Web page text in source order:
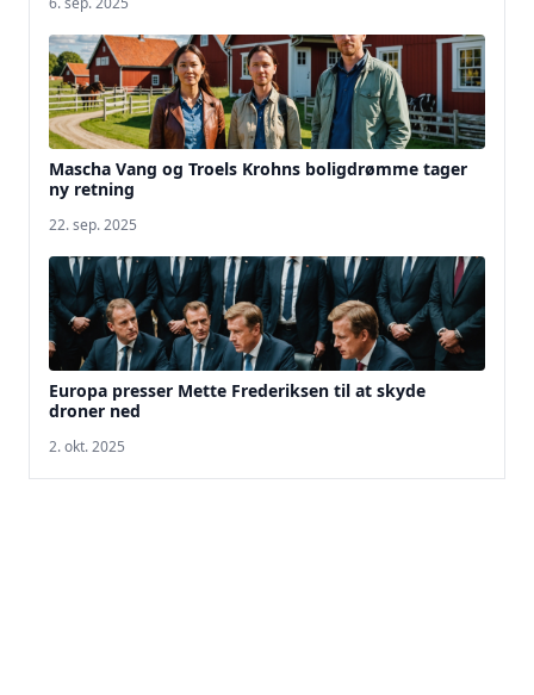
Mascha Vang og Troels Krohns boligdrømme tager
ny retning
22. sep. 2025
Europa presser Mette Frederiksen til at skyde
droner ned
2. okt. 2025